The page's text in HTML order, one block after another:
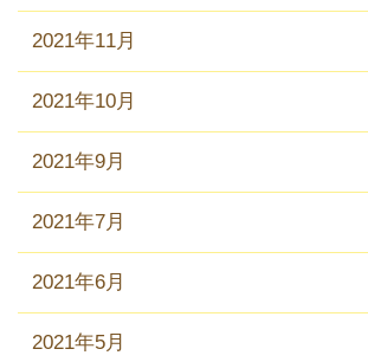
2021年11月
2021年10月
2021年9月
2021年7月
2021年6月
2021年5月